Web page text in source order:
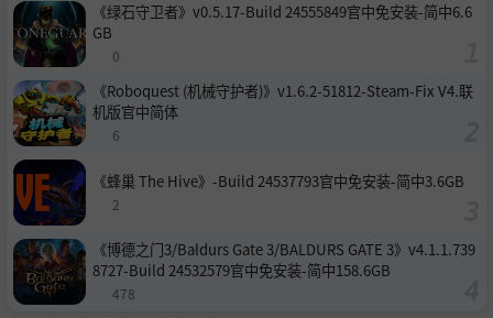
《绿石守卫者》v0.5.17-Build 24555849官中免安装-简中6.6
GB
0
《Roboquest (机械守护者)》v1.6.2-51812-Steam-Fix V4.联
机版官中简体
6
《蜂巢 The Hive》-Build 24537793官中免安装-简中3.6GB
2
《博德之门3/Baldurs Gate 3/BALDURS GATE 3》v4.1.1.739
8727-Build 24532579官中免安装-简中158.6GB
478